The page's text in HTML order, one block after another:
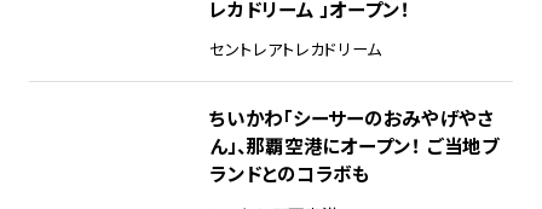
レカドリーム 」オープン！
セントレアトレカドリーム
ちいかわ「シーサーのおみやげやさ
ん」、那覇空港にオープン！ ご当地ブ
ランドとのコラボも